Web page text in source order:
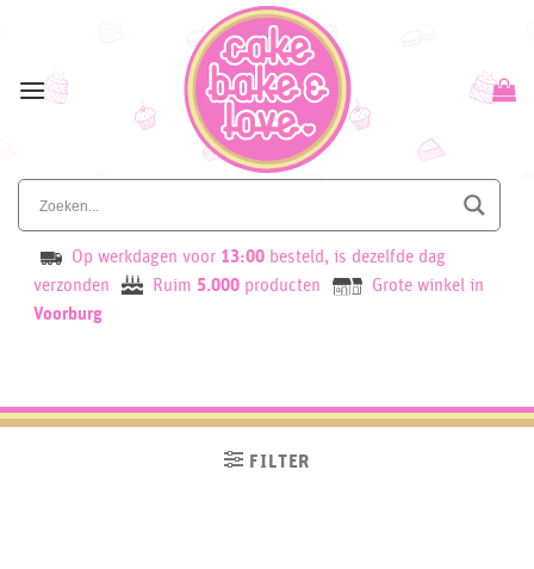
content
Op werkdagen voor 13:00 besteld, is dezelfde dag
verzonden
Ruim 5.000 producten
Grote winkel in
Voorburg
FILTER